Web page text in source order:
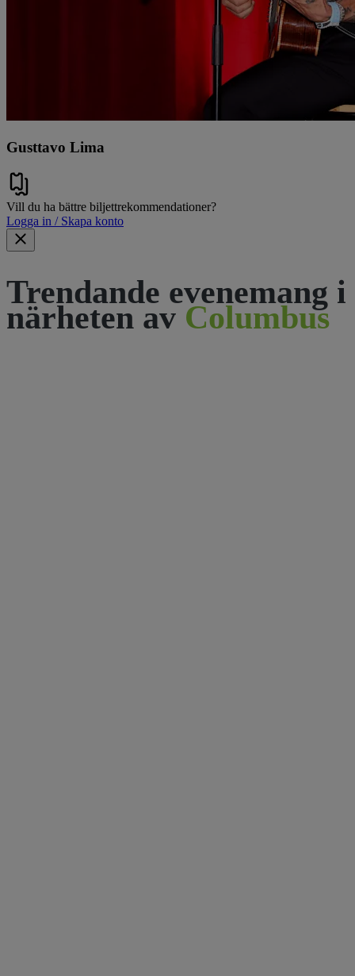
Gusttavo Lima
Vill du ha bättre biljettrekommendationer?
Logga in / Skapa konto
Trendande evenemang i
närheten av Columbus